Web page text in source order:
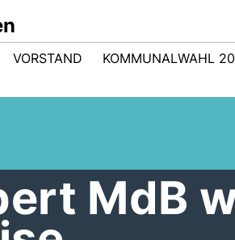
VORSTAND KOMMUNALWAHL
MdB